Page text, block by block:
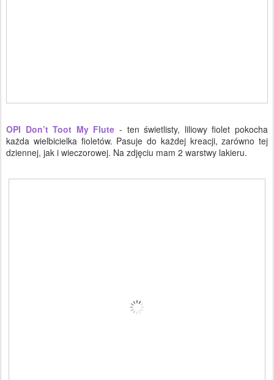
OPI Don’t Toot My Flute - ten świetlisty, liliowy fiolet pokocha
każda wielbicielka fioletów. Pasuje do każdej kreacji, zarówno tej
dziennej, jak i wieczorowej. Na zdjęciu mam 2 warstwy lakieru.